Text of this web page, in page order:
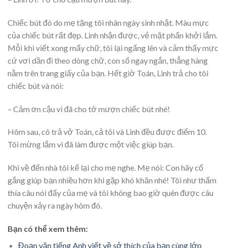
Chiếc bút đó do mẹ tặng tôi nhân ngày sinh nhật. Màu mực
của chiếc bút rất đẹp. Linh nhận được, vẻ mặt phấn khởi lắm.
Mỗi khi viết xong mấy chữ, tôi lại ngẩng lên và cảm thấy mực
cứ vơi dần đi theo dòng chữ, con số ngay ngắn, thẳng hàng
nằm trên trang giấy của bạn. Hết giờ Toán, Linh trả cho tôi
chiếc bút và nói:
– Cảm ơn cậu vì đã cho tớ mượn chiếc bút nhé!
Hôm sau, cô trả vở Toán, cả tôi và Linh đều được điểm 10.
Tôi mừng lắm vì đã làm được một việc giúp bạn.
Khi về đến nhà tôi kể lại cho mẹ nghe. Mẹ nói: Con hãy cố
gắng giúp bạn nhiều hơn khi gặp khó khăn nhé! Tôi như thấm
thía câu nói đấy của mẹ và tôi không bao giờ quên được câu
chuyện xảy ra ngày hôm đó.
Bạn có thể xem thêm:
Đoạn văn tiếng Anh viết về sở thích của bạn cùng lớp